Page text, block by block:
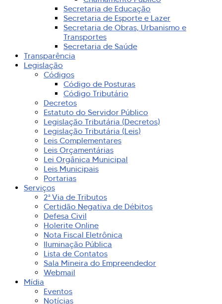
Secretaria de Educação
Secretaria de Esporte e Lazer
Secretaria de Obras, Urbanismo e
Transportes
Secretaria de Saúde
Transparência
Legislação
Códigos
Código de Posturas
Código Tributário
Decretos
Estatuto do Servidor Público
Legislação Tributária (Decretos)
Legislação Tributária (Leis)
Leis Complementares
Leis Orçamentárias
Lei Orgânica Municipal
Leis Municipais
Portarias
Serviços
2ª Via de Tributos
Certidão Negativa de Débitos
Defesa Civil
Holerite Online
Nota Fiscal Eletrônica
Iluminação Pública
Lista de Contatos
Sala Mineira do Empreendedor
Webmail
Mídia
Eventos
Notícias